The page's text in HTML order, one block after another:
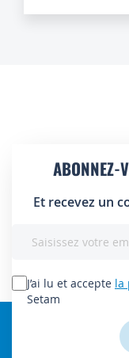
ABONNEZ-
Et recevez un
lettre
d’information
J’ai lu et accepte la
Setam